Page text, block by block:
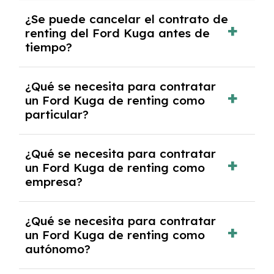
tendrás que pagar ningún tipo de entrada
salvo en casos que lo exija el proveedor
debido al resultado del estudio de viabilidad
económica.
¿Se puede cancelar el contrato de
renting del Ford Kuga antes de
tiempo?
pero puede haber penalizaciones por
cancelación anticipada. Es importante revisar
las condiciones del contrato y hablar con un
experto que te asesore.
¿Qué se necesita para contratar
un Ford Kuga de renting como
particular?
y, en algunos casos, una consulta de solvencia
crediticia y un pago inicial.
¿Qué se necesita para contratar
un Ford Kuga de renting como
empresa?
documentación financiera y, en algunos
casos, un informe de solvencia de la empresa
y un pago inicial.
¿Qué se necesita para contratar
un Ford Kuga de renting como
autónomo?